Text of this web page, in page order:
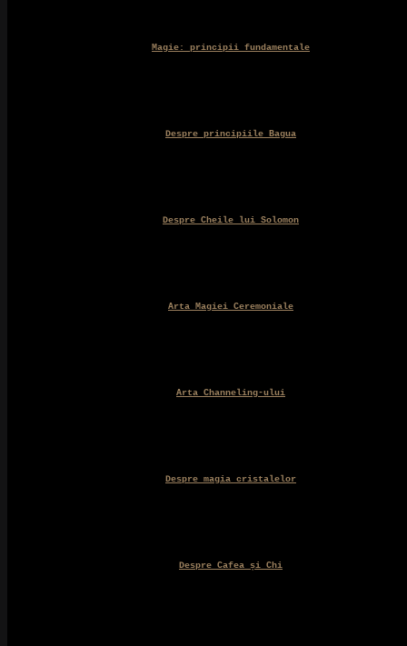
Magie: principii fundamentale
Despre principiile Bagua
Despre Cheile lui Solomon
Arta Magiei Ceremoniale
Arta Channeling-ului
Despre magia cristalelor
Despre Cafea și Chi